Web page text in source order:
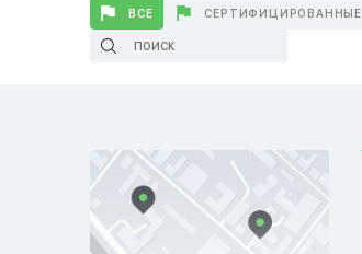
ВСЕ СЕРТИФИЦИРОВАННЫЕ